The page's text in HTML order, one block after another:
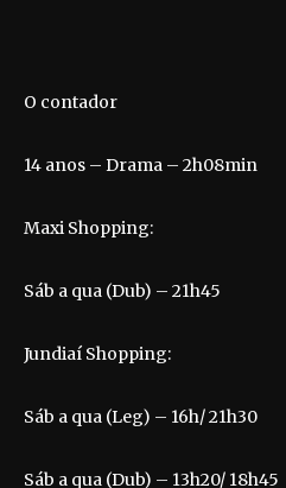
O contador
14 anos – Drama – 2h08min
Maxi Shopping:
Sáb a qua (Dub) – 21h45
Jundiaí Shopping:
Sáb a qua (Leg) – 16h/ 21h30
Sáb a qua (Dub) – 13h20/ 18h45